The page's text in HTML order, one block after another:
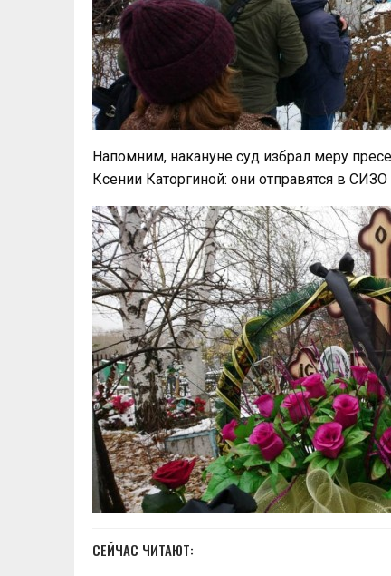
Напомним, накануне суд избрал меру
Ксении Каторгиной: они отправятся в
СЕЙЧАС ЧИТАЮТ: